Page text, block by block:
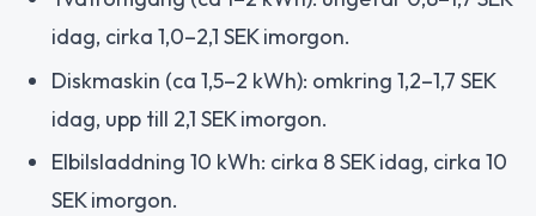
idag, cirka 1,0–2,1 SEK imorgon.
Diskmaskin (ca 1,5–2 kWh): omkring 1,2–1,7 SEK
idag, upp till 2,1 SEK imorgon.
Elbilsladdning 10 kWh: cirka 8 SEK idag, cirka 10
SEK imorgon.